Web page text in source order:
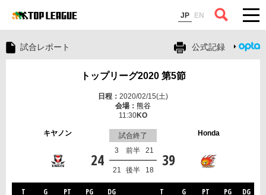
JP EN
コラム
試合レポート 公式記録
トップリーグ2020 第5節
2020/02/15(土)
熊谷
11:30
キヤノン Honda
試合終了
24 39
前半
3 21
後半
21 18
T G PT PG DG T G PT PG DG